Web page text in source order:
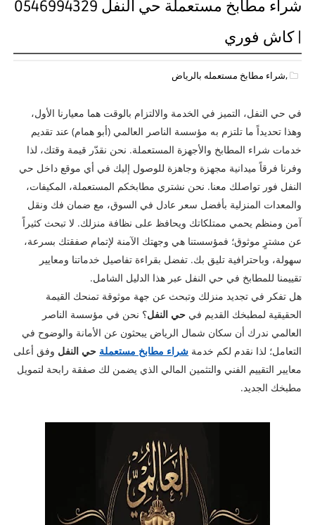
شراء مطابخ مستعملة حي النفل 0546994329
| كاش فوري
,شراء مطابخ مستعمله بالرياض
في حي النفل، التميز في الخدمة والالتزام بالوقت هما معيارنا الأول،
وهذا تحديداً ما تلتزم به مؤسسة الناصر العالمي (أبو همام) عند تقديم
خدمات شراء المطابخ والأجهزة المستعملة. نحن نقدّر قيمة وقتك، لذا
وفرنا فرقاً ميدانية مجهزة وجاهزة للوصول إليك في أي موقع داخل حي
النفل فور تواصلك معنا. نحن نشتري مطابخكم المستعملة، المكيفات،
والمعدات المنزلية بأفضل سعر عادل في السوق، مع ضمان فك ونقل
آمن ومنظم يحمي ممتلكاتك ويحافظ على نظافة منزلك. لا تبحث كثيراً
عن مشترٍ موثوق؛ فمؤسستنا هي وجهتك الآمنة لإتمام صفقتك بسرعة،
سهولة، وباحترافية تليق بك. تفضل بقراءة تفاصيل خدماتنا ومعايير
تقييمنا للمطابخ في حي النفل عبر هذا الدليل الشامل.
هل تفكر في تجديد منزلك وتبحث عن جهة موثوقة تمنحك القيمة
الحقيقية لمطبخك القديم في حي النفل؟ نحن في مؤسسة الناصر
العالمي ندرك أن سكان شمال الرياض يبحثون عن الأمانة والوضوح في
التعامل؛ لذا نقدم لكم خدمة شراء مطابخ مستعملة حي النفل وفق أعلى
معايير التقييم الفني والتثمين المالي الذي يضمن لك صفقة رابحة لتمويل
مطبخك الجديد.